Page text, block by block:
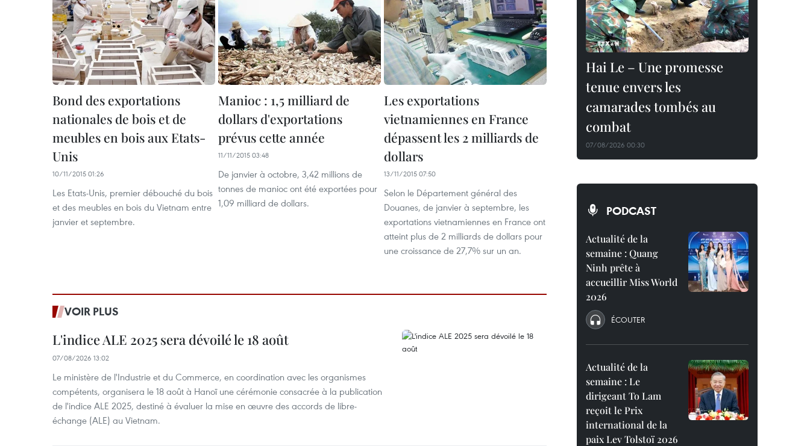
Bond des exportations
nationales de bois et de
meubles en bois aux Etats-
Unis
10/11/2015 01:26
Les Etats-Unis, premier débouché du bois
et des meubles en bois du Vietnam entre
janvier et septembre.
Manioc : 1,5 milliard de
dollars d'exportations
prévus cette année
11/11/2015 03:48
De janvier à octobre, 3,42 millions de
tonnes de manioc ont été exportées pour
1,09 milliard de dollars.
Les exportations
vietnamiennes en France
dépassent les 2 milliards de
dollars
13/11/2015 07:50
Selon le Département général des
Douanes, de janvier à septembre, les
exportations vietnamiennes en France ont
atteint plus de 2 milliards de dollars pour
une croissance de 27,7% sur un an.
VOIR PLUS
L'indice ALE 2025 sera dévoilé le 18 août
07/08/2026 13:02
Le ministère de l'Industrie et du Commerce, en coordination avec les organismes
compétents, organisera le 18 août à Hanoï une cérémonie consacrée à la publication
de l'indice ALE 2025, destiné à évaluer la mise en œuvre des accords de libre-
échange (ALE) au Vietnam.
Hai Le – Une promesse
tenue envers les
camarades tombés au
combat
07/08/2026 00:30
PODCAST
Actualité de la
semaine : Quang
Ninh prête à
accueillir Miss World
2026
ÉCOUTER
Actualité de la
semaine : Le
dirigeant To Lam
reçoit le Prix
international de la
paix Lev Tolstoï 2026